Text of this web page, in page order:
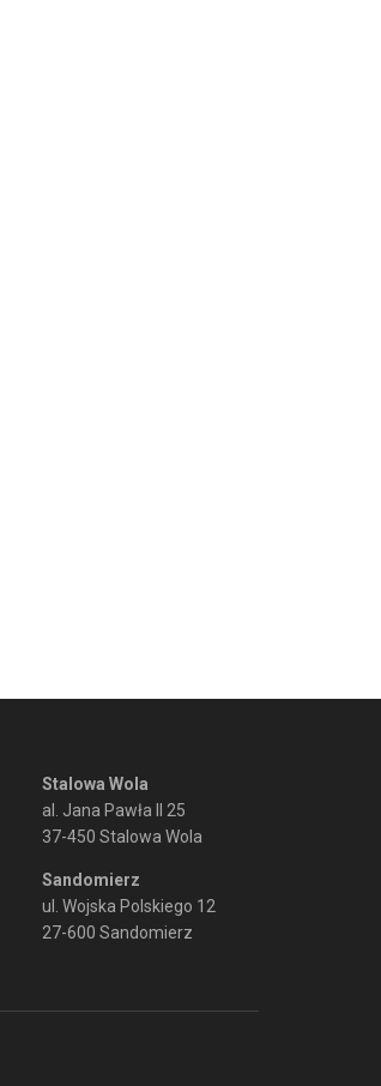
Stalowa Wola
al. Jana Pawła II 25
37-450 Stalowa Wola
Sandomierz
ul. Wojska Polskiego 12
27-600 Sandomierz